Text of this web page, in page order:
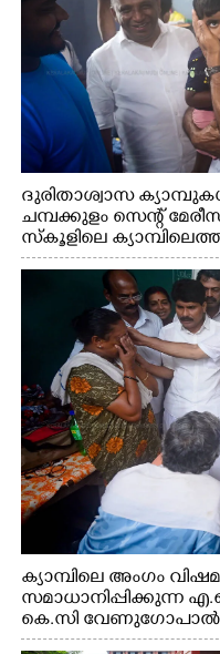
ദുരിതാശ്വാസ
ചമ്പക്കുളം സെന്റ്
സ്കൂളിലെ
സെക്രട്ടറി കെ.സി
എടുത്ത്
വകുപ്പ് മന്ത്രി എം. ലിജു,
റെജി ചെറിയാൻ എം.
ക്യാമ്പിലെ അംഗം
സമാധാനിപ്പിക്കുന്ന
കെ.സി
എക്സൈസ് വകുപ്പ്